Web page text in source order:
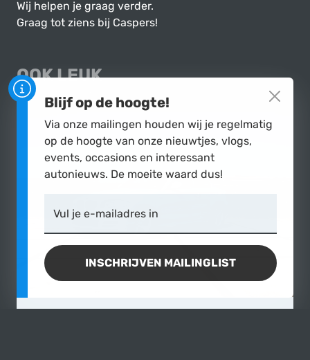
Wij helpen je graag verder.
Graag tot ziens bij Caspers!
OOK LEUK
ANDERE AUTO'S IN ONZE COLLECTIE
Blijf op de hoogte!
Via onze mailingen houden wij je regelmatig
op de hoogte van onze nieuwtjes, vlogs,
events, occasions en interessant
autonieuws. De moeite waard dus!
Vul je e-mailadres in
INSCHRIJVEN MAILINGLIST